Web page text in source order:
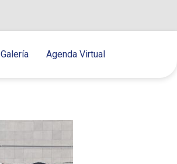
Galería Agenda Virtual